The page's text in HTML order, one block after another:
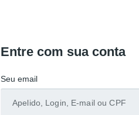
Entre com sua conta
Seu email